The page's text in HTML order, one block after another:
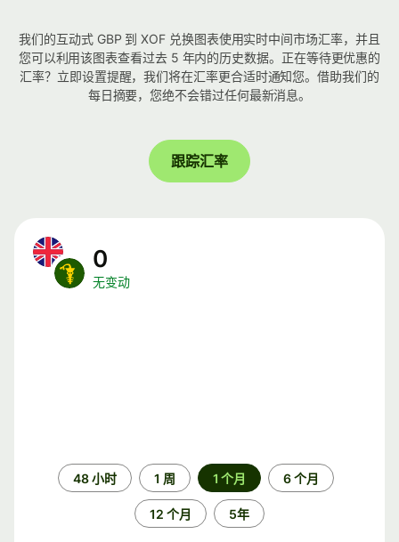
我们的互动式 GBP 到 XOF 兑换图表使用实时中间市场汇率，并且
您可以利用该图表查看过去 5 年内的历史数据。正在等待更优惠的
汇率？立即设置提醒，我们将在汇率更合适时通知您。借助我们的
每日摘要，您绝不会错过任何最新消息。
跟踪汇率
0
无变动
48 小时 1 周 1 个月 6 个月
12 个月 5年